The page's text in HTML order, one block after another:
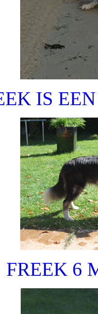
IS
FREEK 6